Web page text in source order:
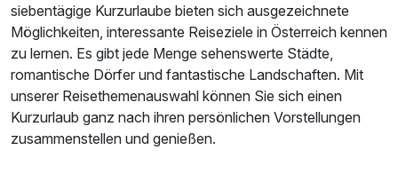
siebentägige Kurzurlaube bieten sich ausgezeichnete
Möglichkeiten, interessante Reiseziele in Österreich kennen
zu lernen. Es gibt jede Menge sehenswerte Städte,
romantische Dörfer und fantastische Landschaften. Mit
unserer Reisethemenauswahl können Sie sich einen
Kurzurlaub ganz nach ihren persönlichen Vorstellungen
zusammenstellen und genießen.